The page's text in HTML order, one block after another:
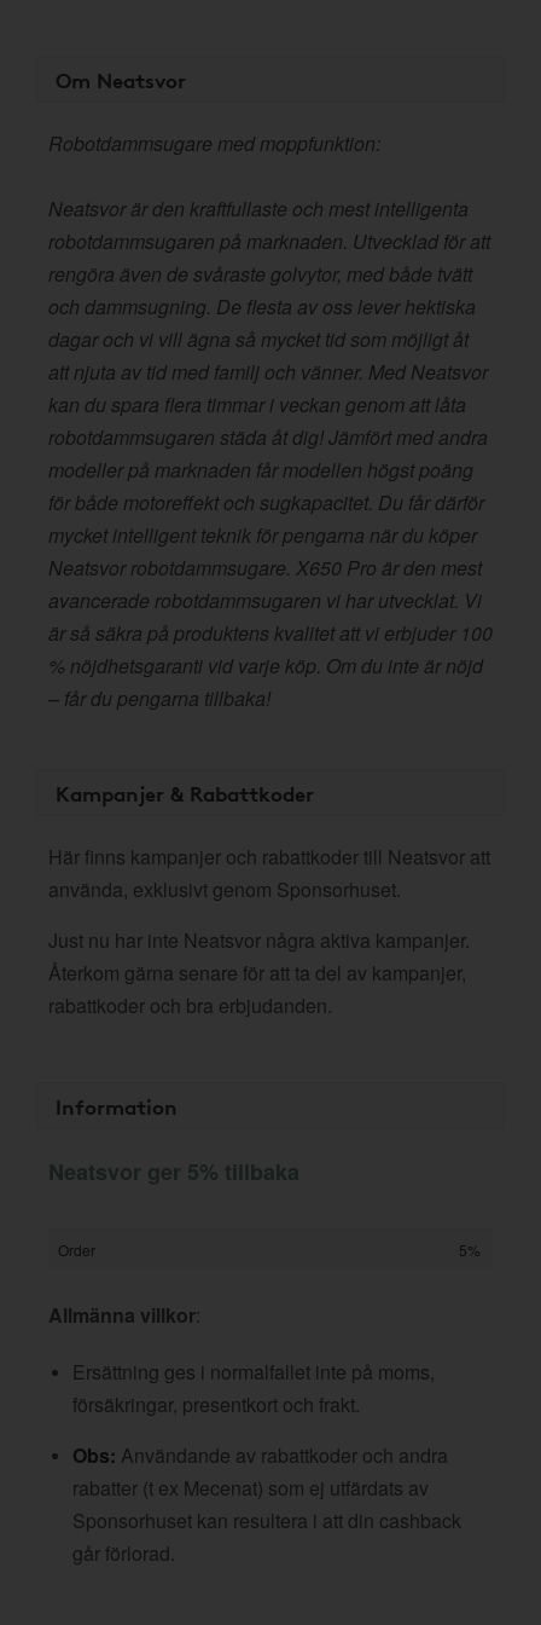
Om Neatsvor
Robotdammsugare med moppfunktion:
Neatsvor är den kraftfullaste och mest intelligenta
robotdammsugaren på marknaden. Utvecklad för att
rengöra även de svåraste golvytor, med både tvätt
och dammsugning. De flesta av oss lever hektiska
dagar och vi vill ägna så mycket tid som möjligt åt
att njuta av tid med familj och vänner. Med Neatsvor
kan du spara flera timmar i veckan genom att låta
robotdammsugaren städa åt dig! Jämfört med andra
modeller på marknaden får modellen högst poäng
för både motoreffekt och sugkapacitet. Du får därför
mycket intelligent teknik för pengarna när du köper
Neatsvor robotdammsugare. X650 Pro är den mest
avancerade robotdammsugaren vi har utvecklat. Vi
är så säkra på produktens kvalitet att vi erbjuder 100
% nöjdhetsgaranti vid varje köp. Om du inte är nöjd
– får du pengarna tillbaka!
Kampanjer & Rabattkoder
Här finns kampanjer och rabattkoder till Neatsvor att
använda, exklusivt genom Sponsorhuset.
Just nu har inte Neatsvor några aktiva kampanjer.
Återkom gärna senare för att ta del av kampanjer,
rabattkoder och bra erbjudanden.
Information
Neatsvor ger 5% tillbaka
Order 5%
Allmänna villkor:
Ersättning ges i normalfallet inte på moms,
försäkringar, presentkort och frakt.
Obs: Användande av rabattkoder och andra
rabatter (t ex Mecenat) som ej utfärdats av
Sponsorhuset kan resultera i att din cashback
går förlorad.